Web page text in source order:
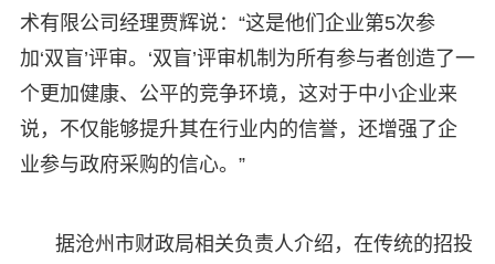
术有限公司经理贾辉说：“这是他们企业第5次参
加‘双盲’评审。‘双盲’评审机制为所有参与者创造了一
个更加健康、公平的竞争环境，这对于中小企业来
说，不仅能够提升其在行业内的信誉，还增强了企
业参与政府采购的信心。”
据沧州市财政局相关负责人介绍，在传统的招投